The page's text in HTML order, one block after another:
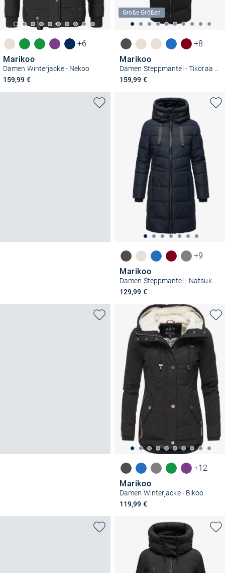
+6
Marikoo
Damen Winterjacke - Nekoo
159,99 €
Große Größen
+8
Marikoo
159,99 €
+9
Marikoo
Damen Steppmantel - Natsukoo XVI
129,99 €
+12
Marikoo
Damen Winterjacke - Bikoo
119,99 €